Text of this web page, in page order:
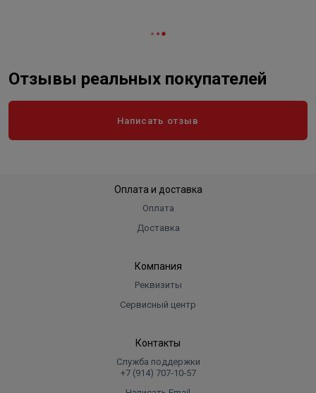
Отзывы реальных покупателей
Написать отзыв
Оплата и доставка
Оплата
Доставка
Компания
Реквизиты
Сервисный центр
Контакты
Служба поддержки
+7 (914) 707‑10‑57